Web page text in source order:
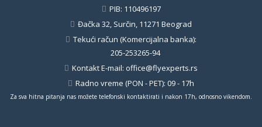
PIB: 110496197
Đačka 32, Surčin, 11271 Beograd
Tekući račun (Komercijalna banka):
205-253265-94
Kontakt E-mail: office@flyexperts.rs
Radno vreme (PON - PET): 09 - 17h
Za sva hitna pitanja nas možete telefonski kontaktirati i nakon 17h, odnosno vikendom.